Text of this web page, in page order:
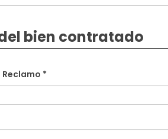
bien contratado
*